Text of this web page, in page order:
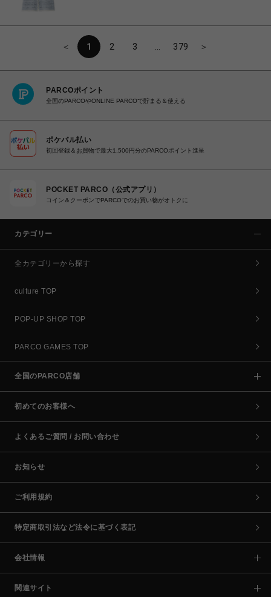
＜ 1 2 3 379 ＞
PARCOポイント
全国のPARCOやONLINE PARCOで貯まる＆使える
ポケパル払い
初回登録＆お買物で最大1,500円分のPARCOポイント進呈
POCKET PARCO（公式アプリ）
コイン＆クーポンでPARCOでのお買い物がオトクに
カテゴリー
全カテゴリーから探す
culture TOP
POP-UP SHOP TOP
PARCO GAMES TOP
全国のPARCO店舗
初めてのお客様へ
よくあるご質問 / お問い合わせ
お知らせ
ご利用規約
特定商取引法など法令に基づく表記
会社情報
関連サイト